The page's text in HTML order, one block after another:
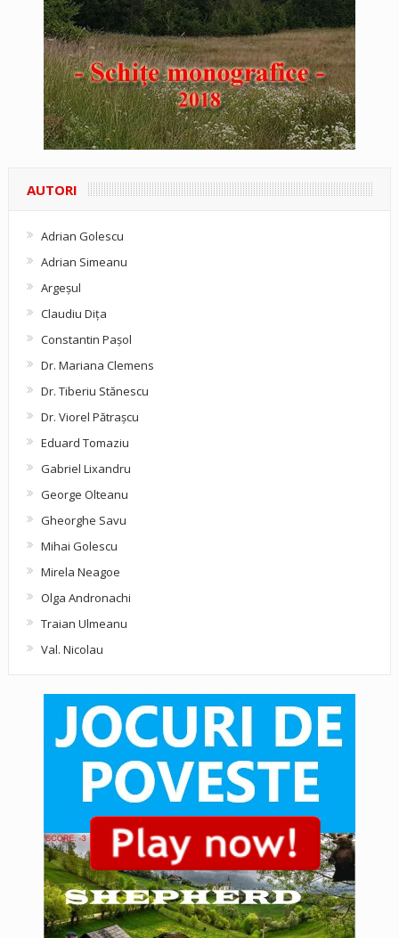
AUTORI
Adrian Golescu
Adrian Simeanu
Argeşul
Claudiu Diţa
Constantin Pașol
Dr. Mariana Clemens
Dr. Tiberiu Stănescu
Dr. Viorel Pătraşcu
Eduard Tomaziu
Gabriel Lixandru
George Olteanu
Gheorghe Savu
Mihai Golescu
Mirela Neagoe
Olga Andronachi
Traian Ulmeanu
Val. Nicolau